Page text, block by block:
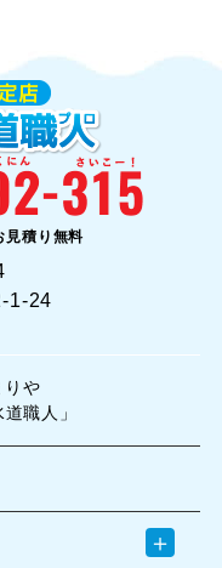
見積り無料
1-24
りや
職人」
＋